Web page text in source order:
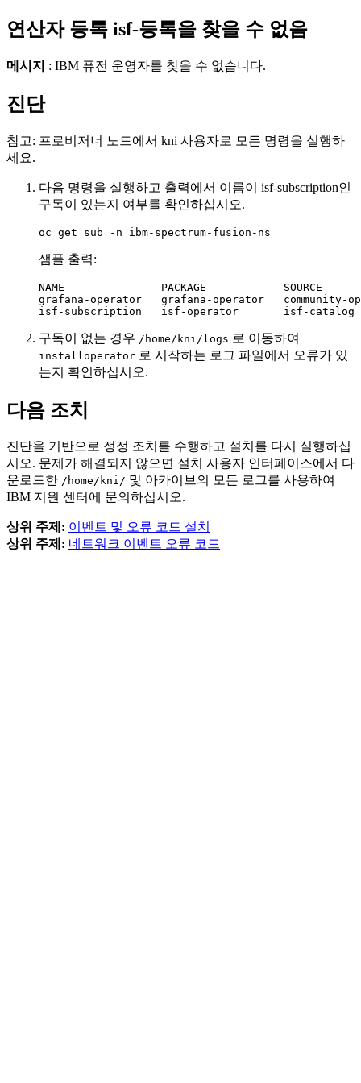
연산자 등록 isf-등록을 찾을 수 없음
메시지 : IBM 퓨전 운영자를 찾을 수 없습니다.
진단
참고: 프로비저너 노드에서 kni 사용자로 모든 명령을 실행하
세요.
다음 명령을 실행하고 출력에서 이름이 isf-subscription인
구독이 있는지 여부를 확인하십시오.
oc get sub -n ibm-spectrum-fusion-ns
샘플 출력:
NAME               PACKAGE            SOURCE
grafana-operator   grafana-operator   community-
isf-subscription   isf-operator       isf-
구독이 없는 경우 /home/kni/logs 로 이동하여
installoperator 로 시작하는 로그 파일에서 오류가 있
는지 확인하십시오.
다음 조치
진단을 기반으로 정정 조치를 수행하고 설치를 다시 실행하십
시오. 문제가 해결되지 않으면 설치 사용자 인터페이스에서 다
운로드한 /home/kni/ 및 아카이브의 모든 로그를 사용하여
IBM 지원 센터에 문의하십시오.
상위 주제: 이벤트 및 오류 코드 설치
상위 주제: 네트워크 이벤트 오류 코드